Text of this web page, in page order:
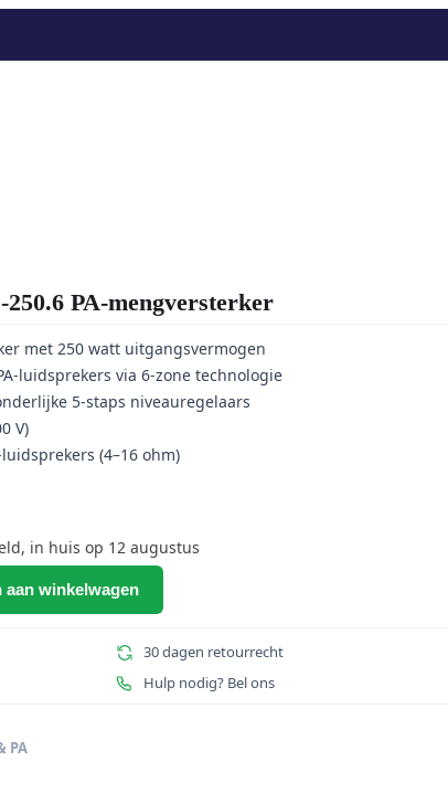
PA-mengversterker
met 250 watt uitgangsvermogen
luidsprekers via 6-zone technologie
5-staps niveauregelaars
V)
(4–16 ohm)
in huis op 12 augustus
aan winkelwagen
30 dagen retourrecht
Hulp nodig? Bel ons
PA